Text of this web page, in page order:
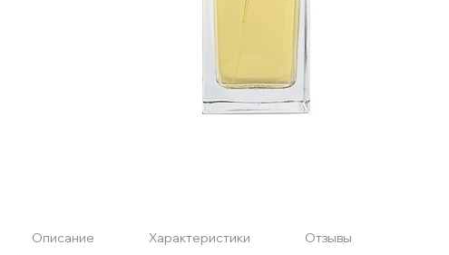
Описание Характеристики Отзывы